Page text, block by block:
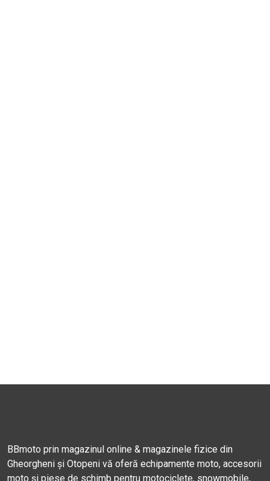
BBmoto prin magazinul online & magazinele fizice din
Gheorgheni și Otopeni vă oferă echipamente moto, accesorii
moto și piese de schimb pentru motociclete, snowmobile,